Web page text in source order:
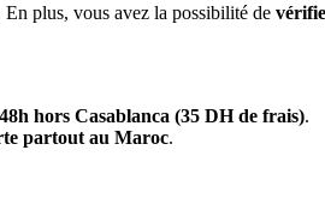
En plus, vous avez la possibilité de
48h hors Casablanca (35 DH de frais).
partout au Maroc.